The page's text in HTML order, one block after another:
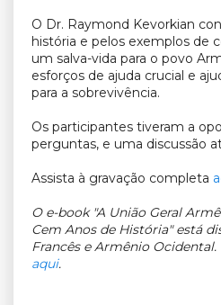
O Dr. Raymond Kevorkian
história e pelos exemplos de
um salva-vida para o povo
esforços de ajuda crucial e
para a sobrevivência.
Os participantes tiveram a
perguntas, e uma discussão
Assista à gravação completa
O e-book "A União Geral
Cem Anos de História" está
Francês e Armênio
aqui.